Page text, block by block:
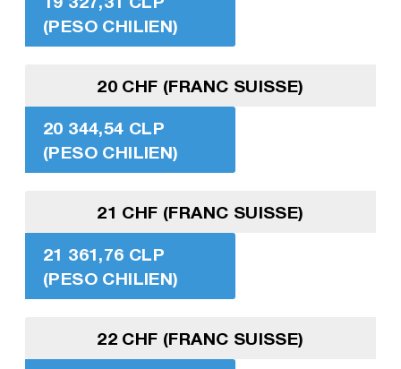
(PESO CHILIEN)
20 CHF (FRANC SUISSE)
20 344,54 CLP
(PESO CHILIEN)
21 CHF (FRANC SUISSE)
21 361,76 CLP
(PESO CHILIEN)
22 CHF (FRANC SUISSE)